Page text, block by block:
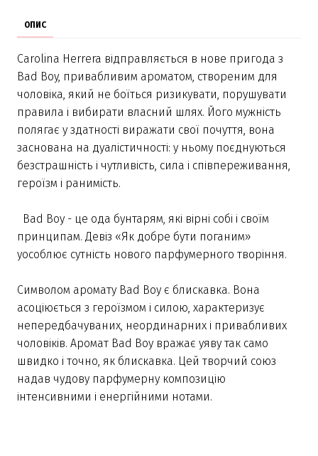
ОПИС
Carolina Herrera відправляється в нове пригода з
Bad Boy, привабливим ароматом, створеним для
чоловіка, який не боїться ризикувати, порушувати
правила і вибирати власний шлях. Його мужність
полягає у здатності виражати свої почуття, вона
заснована на дуалістичності: у ньому поєднуються
безстрашність і чутливість, сила і співпереживання,
героїзм і ранимість.
Bad Boy - це ода бунтарям, які вірні собі і своїм
принципам. Девіз «Як добре бути поганим»
уособлює сутність нового парфумерного творіння.
Символом аромату Bad Boy є блискавка. Вона
асоціюється з героїзмом і силою, характеризує
непередбачуваних, неординарних і привабливих
чоловіків. Аромат Bad Boy вражає уяву так само
швидко і точно, як блискавка. Цей творчий союз
надав чудову парфумерну композицію
інтенсивними і енергійними нотами.